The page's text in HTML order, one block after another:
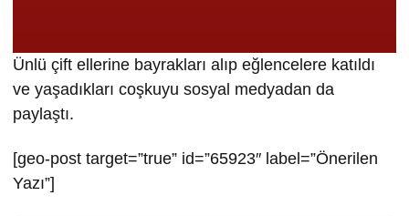
Ünlü çift ellerine bayrakları alıp eğlencelere katıldı
ve yaşadıkları coşkuyu sosyal medyadan da
paylaştı.
[geo-post target=”true” id=”65923″ label=”Önerilen
Yazı”]